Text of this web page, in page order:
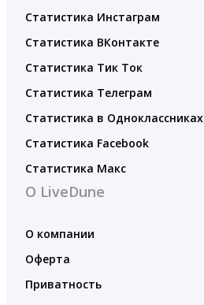
Статистика Инстаграм
Статистика ВКонтакте
Статистика Тик Ток
Статистика Телеграм
Статистика в Одноклассниках
Статистика Facebook
Статистика Макс
О LiveDune
О компании
Оферта
Приватность